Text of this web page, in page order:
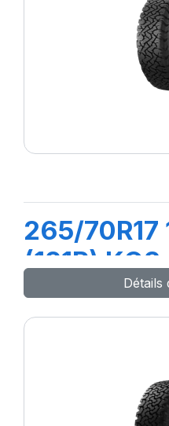
265/70R17
(121R)
Détails